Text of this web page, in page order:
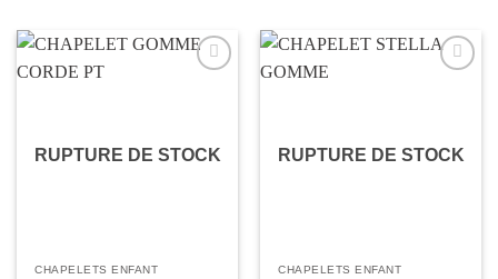
RUPTURE DE STOCK
CHAPELETS ENFANT
RUPTURE DE STOCK
CHAPELETS ENFANT